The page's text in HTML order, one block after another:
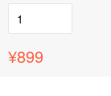
899